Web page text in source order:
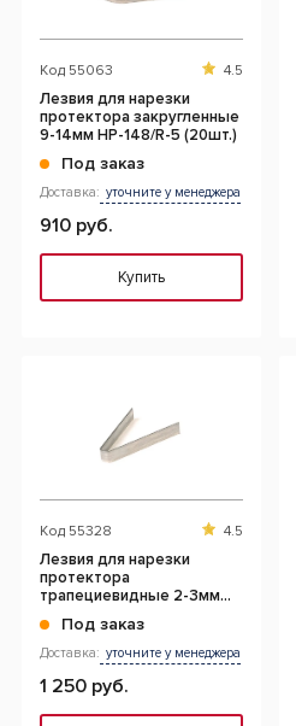
Код 55063 4.5
Лезвия для нарезки
протектора закругленные
9-14мм HP-148/R-5 (20шт.)
Под заказ
Доставка: уточните у менеджера
910 руб.
Купить
Код 55328 4.5
Лезвия для нарезки
протектора
трапециевидные 2-3мм
Под заказ
Доставка: уточните у менеджера
1 250 руб.